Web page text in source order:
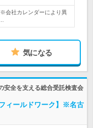
会社カレンダーにより異
気になる
安全を支える総合受託検査会
ィールドワーク】※名古